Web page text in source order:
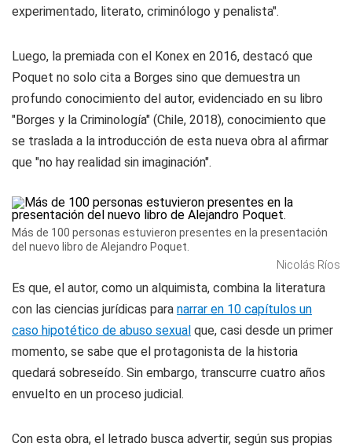
experimentado, literato, criminólogo y penalista".
Luego, la premiada con el Konex en 2016, destacó que
Poquet no solo cita a Borges sino que demuestra un
profundo conocimiento del autor, evidenciado en su libro
"Borges y la Criminología" (Chile, 2018), conocimiento que
se traslada a la introducción de esta nueva obra al afirmar
que "no hay realidad sin imaginación".
Más de 100 personas estuvieron presentes en la presentación
del nuevo libro de Alejandro Poquet.
Nicolás Ríos
Es que, el autor, como un alquimista, combina la literatura
con las ciencias jurídicas para narrar en 10 capítulos un
caso hipotético de abuso sexual que, casi desde un primer
momento, se sabe que el protagonista de la historia
quedará sobreseído. Sin embargo, transcurre cuatro años
envuelto en un proceso judicial.
Con esta obra, el letrado busca advertir, según sus propias